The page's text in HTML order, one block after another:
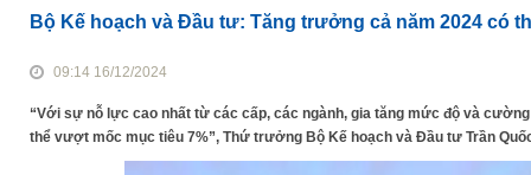
Bộ Kế hoạch và Đầu tư: Tăng trưởng cả năm 2024 có
09:14 16/12/2024
“Với sự nỗ lực cao nhất từ các cấp, các ngành, gia tăng mức độ và
thể vượt mốc mục tiêu 7%”, Thứ trưởng Bộ Kế hoạch và Đầu tư Trần